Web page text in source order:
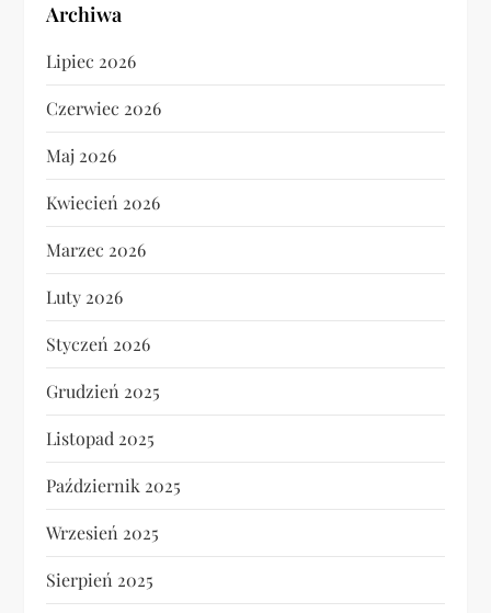
Archiwa
Lipiec 2026
Czerwiec 2026
Maj 2026
Kwiecień 2026
Marzec 2026
Luty 2026
Styczeń 2026
Grudzień 2025
Listopad 2025
Październik 2025
Wrzesień 2025
Sierpień 2025